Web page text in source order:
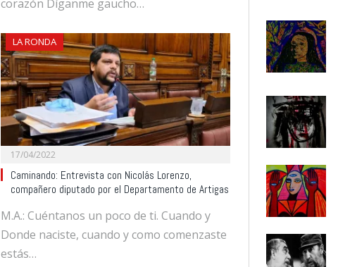
corazón Díganme gaucho…
LA RONDA
17/04/2022
Caminando: Entrevista con Nicolás Lorenzo,
compañero diputado por el Departamento de Artigas
M.A.: Cuéntanos un poco de ti. Cuando y
Donde naciste, cuando y como comenzaste
estás…